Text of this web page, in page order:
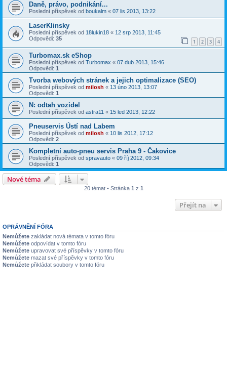
Daně, právo, podnikání...
Poslední příspěvek od boukalm « 07 lis 2013, 13:22
LaserKlinsky
Poslední příspěvek od 18lukin18 « 12 srp 2013, 11:45
Odpovědi: 35 1 2 3 4
Turbomax.sk eShop
Poslední příspěvek od Turbomax « 07 dub 2013, 15:46
Odpovědi: 1
Tvorba webových stránek a jejich optimalizace (SEO)
Poslední příspěvek od milosh « 13 úno 2013, 13:07
Odpovědi: 1
N: odtah vozidel
Poslední příspěvek od astra11 « 15 led 2013, 12:22
Pneuservis Ústí nad Labem
Poslední příspěvek od milosh « 10 lis 2012, 17:12
Odpovědi: 2
Kompletní auto-pneu servis Praha 9 - Čakovice
Poslední příspěvek od spravauto « 09 říj 2012, 09:34
Odpovědi: 1
Nové téma
20 témat • Stránka 1 z 1
Přejít na
OPRÁVNĚNÍ FÓRA
Nemůžete zakládat nová témata v tomto fóru
Nemůžete odpovídat v tomto fóru
Nemůžete upravovat své příspěvky v tomto fóru
Nemůžete mazat své příspěvky v tomto fóru
Nemůžete přikládat soubory v tomto fóru